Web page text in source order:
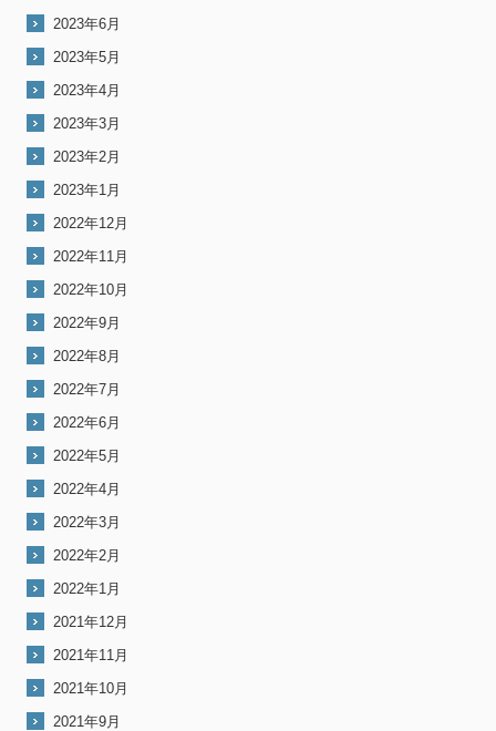
2023年6月
2023年5月
2023年4月
2023年3月
2023年2月
2023年1月
2022年12月
2022年11月
2022年10月
2022年9月
2022年8月
2022年7月
2022年6月
2022年5月
2022年4月
2022年3月
2022年2月
2022年1月
2021年12月
2021年11月
2021年10月
2021年9月